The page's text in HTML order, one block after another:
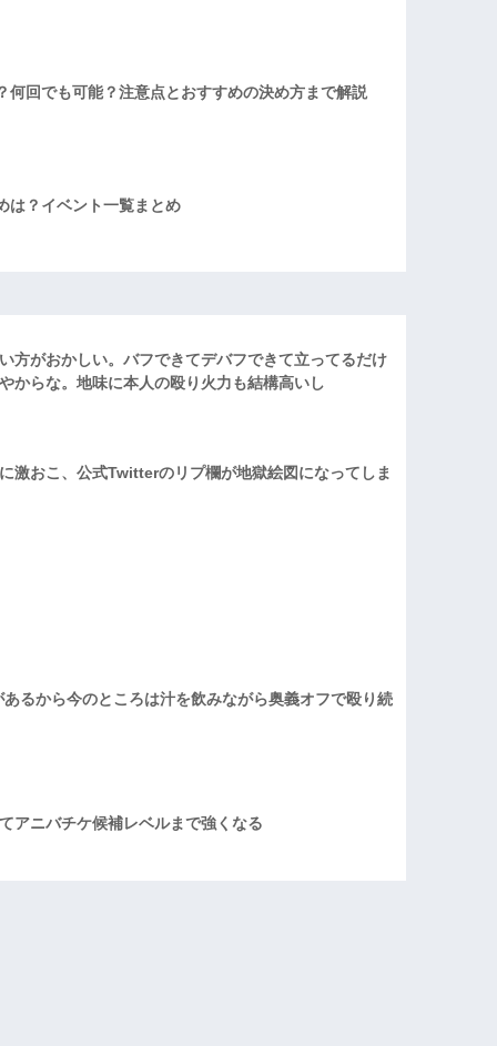
何回でも可能？注意点とおすすめの決め方まで解説
は？イベント一覧まとめ
方がおかしい。バフできてデバフできて立ってるだけ
からな。地味に本人の殴り火力も結構高いし
激おこ、公式Twitterのリプ欄が地獄絵図になってしま
るから今のところは汁を飲みながら奥義オフで殴り続
アニバチケ候補レベルまで強くなる